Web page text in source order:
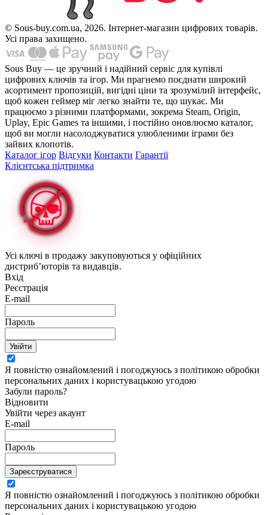
© Sous-buy.com.ua, 2026. Інтернет-магазин цифрових товарів.
Усі права захищено.
Sous Buy — це зручний і надійний сервіс для купівлі
цифрових ключів та ігор. Ми прагнемо поєднати широкий
асортимент пропозицій, вигідні ціни та зрозумілий інтерфейс,
щоб кожен геймер міг легко знайти те, що шукає. Ми
працюємо з різними платформами, зокрема Steam, Origin,
Uplay, Epic Games та іншими, і постійно оновлюємо каталог,
щоб ви могли насолоджуватися улюбленими іграми без
зайвих клопотів.
Каталог ігор Відгуки Контакти Гарантії
Клієнтська підтримка
Усі ключі в продажу закуповуються у офіційних
дистриб’юторів та видавців.
Вхід
Реєстрація
E-mail
Пароль
Увійти
Я повністю ознайомлений і погоджуюсь з політикою обробки
персональних даних і користувацькою угодою
Забули пароль?
Відновити
Увійти через акаунт
E-mail
Пароль
Зареєструватися
Я повністю ознайомлений і погоджуюсь з політикою обробки
персональних даних і користувацькою угодою